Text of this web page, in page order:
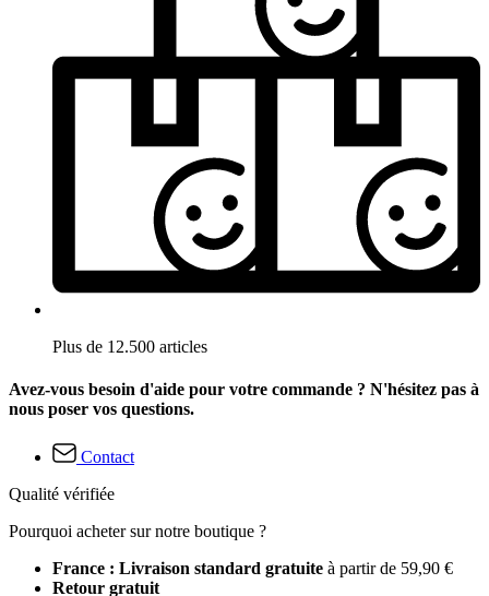
Plus de 12.500 articles
Avez-vous besoin d'aide pour votre commande ? N'hésitez pas à
nous poser vos questions.
Contact
Qualité vérifiée
Pourquoi acheter sur notre boutique ?
France : Livraison standard gratuite à partir de 59,90 €
Retour gratuit